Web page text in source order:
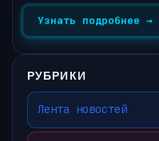
Узнать подробнее →
РУБРИКИ
Лента новостей